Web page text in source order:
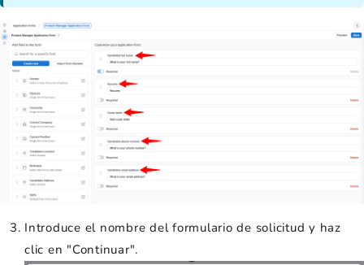
Introduce el nombre del formulario de solicitud y haz
clic en "Continuar".